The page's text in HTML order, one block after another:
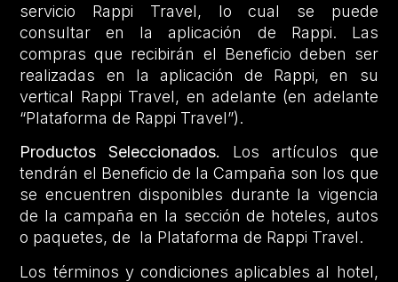
servicio Rappi Travel, lo cual se puede
consultar en la aplicación de Rappi. Las
compras que recibirán el Beneficio deben ser
realizadas en la aplicación de Rappi, en su
vertical Rappi Travel, en adelante (en adelante
“Plataforma de Rappi Travel”).
Productos Seleccionados. Los artículos que
tendrán el Beneficio de la Campaña son los que
se encuentren disponibles durante la vigencia
de la campaña en la sección de hoteles, autos
o paquetes, de la Plataforma de Rappi Travel.
Los términos y condiciones aplicables al hotel,